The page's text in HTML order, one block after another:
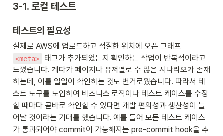
3-1. 로컬 테스트
테스트의 필요성
<meta>
태그가 추가되었는지 확인하는 작업이 반복적이라고
느꼈습니다. 게다가 페이지나 유저별로 수 많은 시나리오가 존재
하는데, 이를 일일이 확인하는 것도 번거로웠습니다. 따라서 테
스트 도구를 도입하여 비즈니스 로직이나 테스트 케이스를 수정
할 때마다 곧바로 확인할 수 있다면 개발 편의성과 생산성이 늘
어날 것이라는 기대를 했습니다. 예를 들어 모든 테스트 케이스
가 통과되어야 commit이 가능해지는 pre-commit hook을 추